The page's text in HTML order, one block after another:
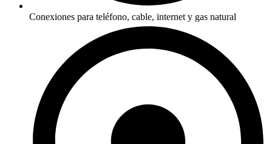
Conexiones para teléfono, cable, internet y gas natural